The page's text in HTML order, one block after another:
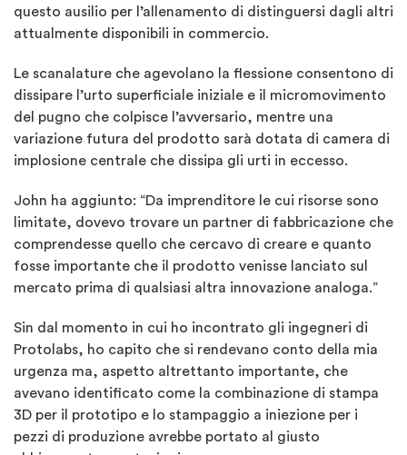
questo ausilio per l’allenamento di distinguersi dagli altri
attualmente disponibili in commercio.
Le scanalature che agevolano la flessione consentono di
dissipare l’urto superficiale iniziale e il micromovimento
del pugno che colpisce l’avversario, mentre una
variazione futura del prodotto sarà dotata di camera di
implosione centrale che dissipa gli urti in eccesso.
John ha aggiunto: “Da imprenditore le cui risorse sono
limitate, dovevo trovare un partner di fabbricazione che
comprendesse quello che cercavo di creare e quanto
fosse importante che il prodotto venisse lanciato sul
mercato prima di qualsiasi altra innovazione analoga.”
Sin dal momento in cui ho incontrato gli ingegneri di
Protolabs, ho capito che si rendevano conto della mia
urgenza ma, aspetto altrettanto importante, che
avevano identificato come la combinazione di stampa
3D per il prototipo e lo stampaggio a iniezione per i
pezzi di produzione avrebbe portato al giusto